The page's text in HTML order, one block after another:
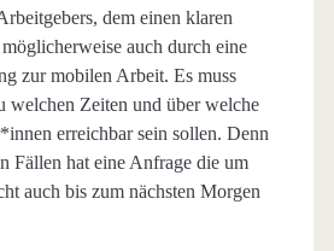
dem einen klaren
auch durch eine
zur mobilen Arbeit. Es muss
welchen Zeiten und über welche
erreichbar sein sollen. Denn
Fällen hat eine Anfrage die um
auch bis zum nächsten Morgen